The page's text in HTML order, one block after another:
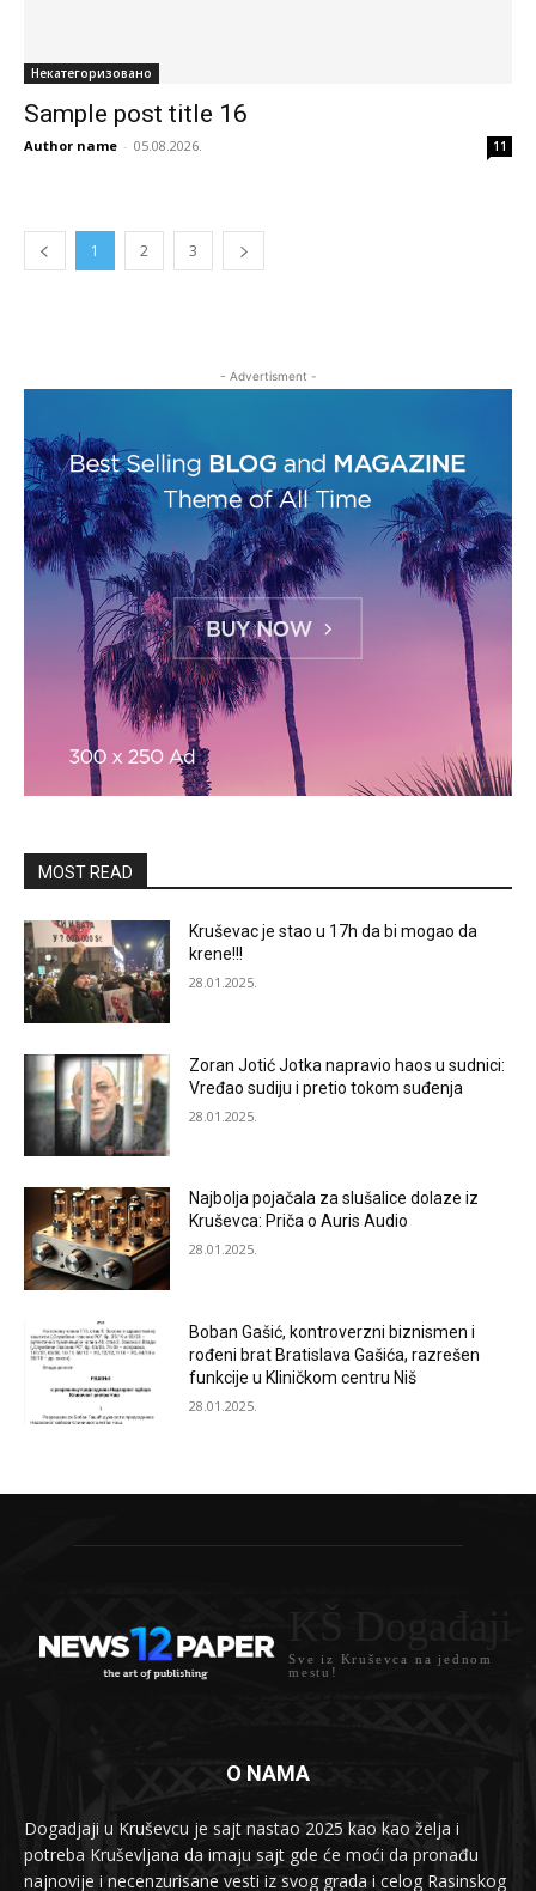
Некатегоризовано
Sample post title 16
Author name - 05.08.2026. 11
1 2 3
- Advertisment -
MOST READ
Kruševac je stao u 17h da bi mogao da
krene!!!
28.01.2025.
Zoran Jotić Jotka napravio haos u sudnici:
Vređao sudiju i pretio tokom suđenja
28.01.2025.
Najbolja pojačala za slušalice dolaze iz
Kruševca: Priča o Auris Audio
28.01.2025.
Boban Gašić, kontroverzni biznismen i
rođeni brat Bratislava Gašića, razrešen
funkcije u Kliničkom centru Niš
28.01.2025.
Sve iz Kruševca na jednom
mestu!
O NAMA
Dogadjaji u Kruševcu je sajt nastao 2025 kao kao želja i
potreba Kruševljana da imaju sajt gde će moći da pronađu
najnovije i necenzurisane vesti iz svog grada i celog Rasinskog